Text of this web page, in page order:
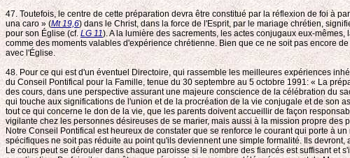
47. Toutefois, le centre de cette préparation devra être constitué par la réflexion de foi à
una caro » (Mt 19,6) dans le Christ, dans la force de l'Esprit, par le mariage chrétien,
pour son Église (cf. LG 11). A la lumière des sacrements, les actes conjugaux eux-
comme des moments valables d'expérience chrétienne. Bien que ce ne soit pas encore
avec l'Église.
48. Pour ce qui est d'un éventuel Directoire, qui rassemble les meilleures expériences
du Conseil Pontifical pour la Famille, tenue du 30 septembre au 5 octobre 1991: « La
des cours, dans une perspective assurant une majeure conscience de la célébration du
qui touche aux significations de l'union et de la procréation de la vie conjugale et de son
tout ce qui concerne le don de la vie, que les parents doivent accueillir de façon
vigilante chez les personnes désireuses de se marier, mais aussi à la mission propre
Notre Conseil Pontifical est heureux de constater que se renforce le courant qui porte à
spécifiques ne soit pas réduite au point qu'ils deviennent une simple formalité. Ils
Le cours peut se dérouler dans chaque paroisse si le nombre des fiancés est suffisant